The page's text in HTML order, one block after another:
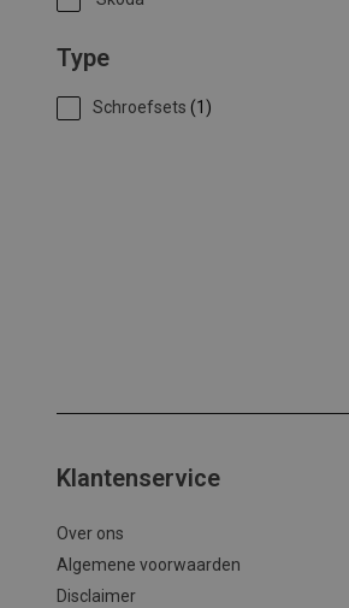
Type
Schroefsets (1)
Klantenservice
Over ons
Algemene voorwaarden
Disclaimer